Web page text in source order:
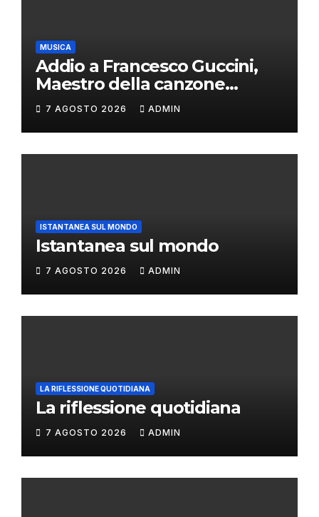
MUSICA
Addio a Francesco Guccini,
Maestro della canzone
d’autore
7 AGOSTO 2026 ADMIN
ISTANTANEA SUL MONDO
Istantanea sul mondo
7 AGOSTO 2026 ADMIN
LA RIFLESSIONE QUOTIDIANA
La riflessione quotidiana
7 AGOSTO 2026 ADMIN